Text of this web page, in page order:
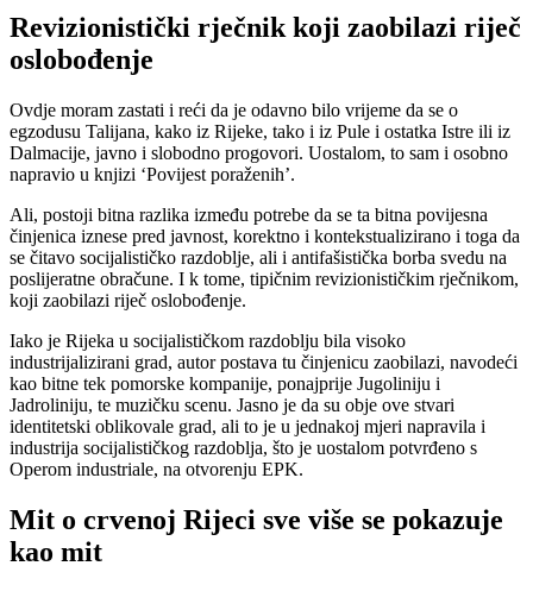
Revizionistički rječnik koji zaobilazi riječ
oslobođenje
Ovdje moram zastati i reći da je odavno bilo vrijeme da se o
egzodusu Talijana, kako iz Rijeke, tako i iz Pule i ostatka Istre ili iz
Dalmacije, javno i slobodno progovori. Uostalom, to sam i osobno
napravio u knjizi ‘Povijest poraženih’.
Ali, postoji bitna razlika između potrebe da se ta bitna povijesna
činjenica iznese pred javnost, korektno i kontekstualizirano i toga da
se čitavo socijalističko razdoblje, ali i antifašistička borba svedu na
poslijeratne obračune. I k tome, tipičnim revizionističkim rječnikom,
koji zaobilazi riječ oslobođenje.
Iako je Rijeka u socijalističkom razdoblju bila visoko
industrijalizirani grad, autor postava tu činjenicu zaobilazi, navodeći
kao bitne tek pomorske kompanije, ponajprije Jugoliniju i
Jadroliniju, te muzičku scenu. Jasno je da su obje ove stvari
identitetski oblikovale grad, ali to je u jednakoj mjeri napravila i
industrija socijalističkog razdoblja, što je uostalom potvrđeno s
Operom industriale, na otvorenju EPK.
Mit o crvenoj Rijeci sve više se pokazuje
kao mit